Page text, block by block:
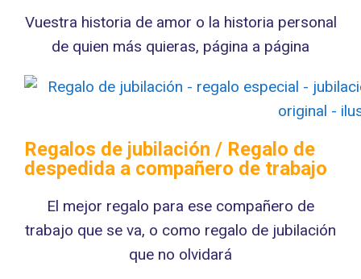
Vuestra historia de amor o la historia personal
de quien más quieras, página a página
Regalos de jubilación / Regalo de
despedida a compañero de trabajo
El mejor regalo para ese compañero de
trabajo que se va, o como regalo de jubilación
que no olvidará